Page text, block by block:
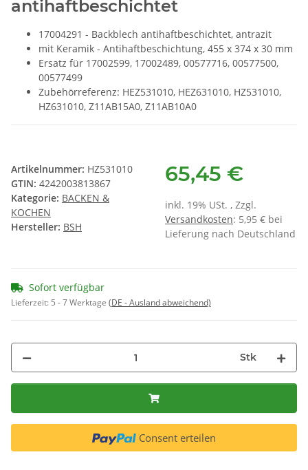
antihaftbeschichtet
17004291 - Backblech antihaftbeschichtet, antrazit
mit Keramik - Antihaftbeschichtung, 455 x 374 x 30 mm
Ersatz für 17002599, 17002489, 00577716, 00577500,
00577499
Zubehörreferenz: HEZ531010, HEZ631010, HZ531010,
HZ631010, Z11AB15A0, Z11AB10A0
Artikelnummer: HZ531010
GTIN: 4242003813867
Kategorie: BACKEN &
KOCHEN
Hersteller: BSH
65,45 €
inkl. 19% USt. , Zzgl.
Versandkosten: 5,95 € bei
Lieferung nach Deutschland
Sofort verfügbar
Lieferzeit: 5 - 7 Werktage (DE - Ausland abweichend)
Stk
Consent erteilen